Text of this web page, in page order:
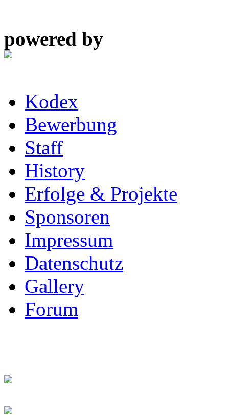
powered by
Kodex
Bewerbung
Staff
History
Erfolge & Projekte
Sponsoren
Impressum
Datenschutz
Gallery
Forum